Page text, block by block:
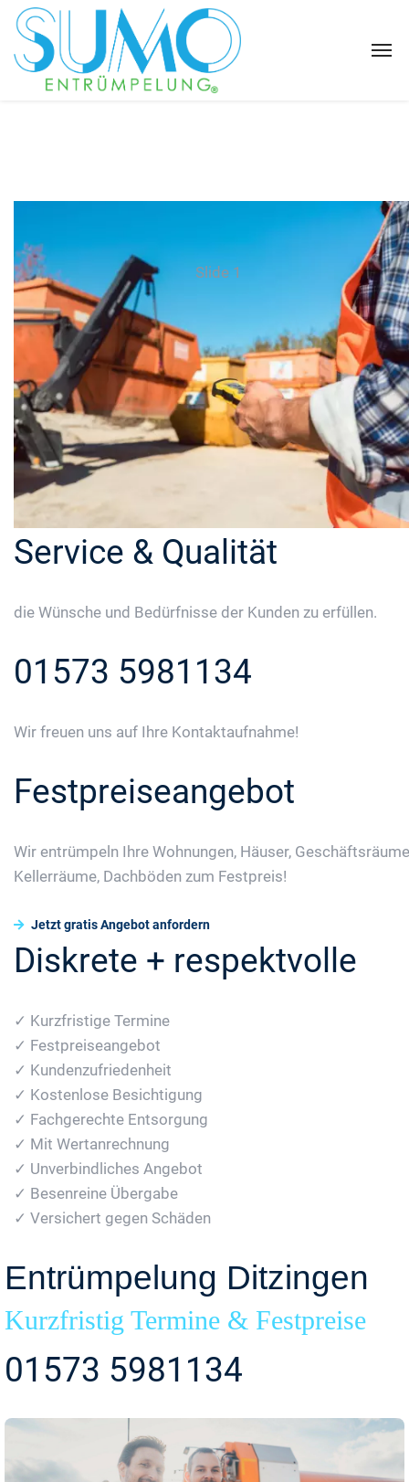
Slide 1
Service & Qualität
die Wünsche und Bedürfnisse der Kunden zu erfüllen.
01573 5981134
Wir freuen uns auf Ihre Kontaktaufnahme!
Festpreiseangebot
Wir entrümpeln Ihre Wohnungen, Häuser,
Kellerräume, Dachböden zum Festpreis!
Jetzt gratis Angebot anfordern
Diskrete + respektvolle
✓ Kurzfristige Termine
✓ Festpreiseangebot
✓ Kundenzufriedenheit
✓ Kostenlose Besichtigung
✓ Fachgerechte Entsorgung
✓ Mit Wertanrechnung
✓ Unverbindliches Angebot
✓ Besenreine Übergabe
✓ Versichert gegen Schäden
Entrümpelung Ditzingen
Kurzfristig Termine & Festpreise
01573 5981134